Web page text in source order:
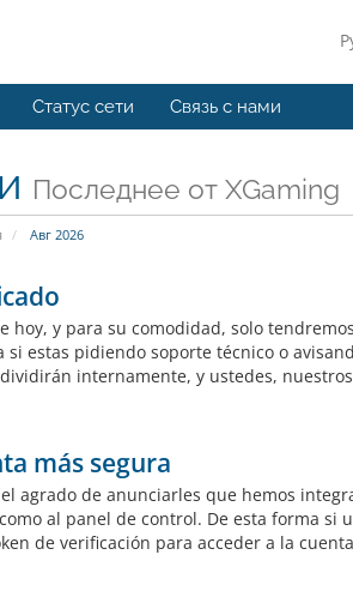
Статус сети Связь с нами
Последнее от XGaming
Авг 2026
hoy, y para su comodidad, solo
si estas pidiendo soporte técnico o
internamente, y ustedes,
más segura
el agrado de anunciarles que hemos
al panel de control. De esta forma si
de verificación para acceder a la